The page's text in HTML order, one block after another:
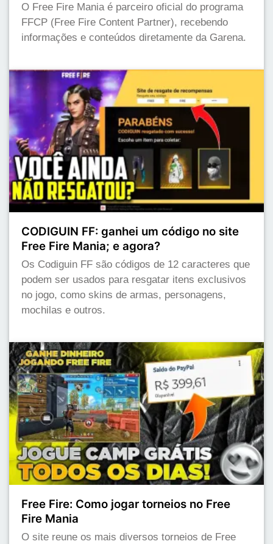
O Free Fire Mania é parceiro oficial do programa
FFCP (Free Fire Content Partner), recebendo
informações e conteúdos diretamente da Garena.
CODIGUIN FF: ganhei um código no site
Free Fire Mania; e agora?
Os Codiguin FF são códigos de 12 caracteres que
podem ser usados para resgatar itens exclusivos
no jogo, como skins de armas, personagens,
mochilas e outros.
Free Fire: Como jogar torneios no Free
Fire Mania
O site reune os mais diversos torneios de Free